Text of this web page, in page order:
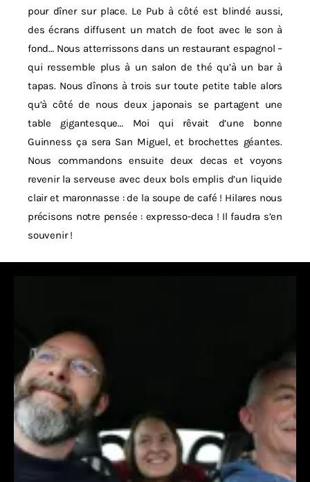
pour dîner sur place. Le Pub à côté est blindé aussi,
des écrans diffusent un match de foot avec le son à
fond… Nous atterrissons dans un restaurant espagnol –
qui ressemble plus à un salon de thé qu’à un bar à
tapas. Nous dînons à trois sur toute petite table alors
qu’à côté de nous deux japonais se partagent une
table gigantesque… Moi qui rêvait d’une bonne
Guinness ça sera San Miguel, et brochettes géantes.
Nous commandons ensuite deux decas et voyons
revenir la serveuse avec deux bols emplis d’un liquide
clair et maronnasse : de la soupe de café ! Hilares nous
précisons notre pensée : expresso-deca ! Il faudra s’en
souvenir !